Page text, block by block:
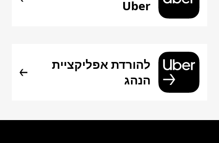
Uber
להורדת אפליקציית
הנהג